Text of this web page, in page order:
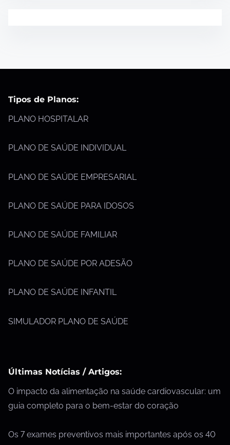
Tipos de Planos:
PLANO HOSPITALAR
PLANO DE SAÚDE INDIVIDUAL
PLANO DE SAÚDE EMPRESARIAL
PLANO DE SAÚDE PARA IDOSOS
PLANO DE SAÚDE FAMILIAR
PLANO DE SAÚDE POR ADESÃO
PLANO DE SAÚDE INFANTIL
SIMULADOR PLANO DE SAÚDE
Últimas Notícias / Artigos:
O impacto da alimentação na saúde cardiovascular: um
guia completo para o bem-estar do coração
Os 7 exames preventivos mais importantes após os 40